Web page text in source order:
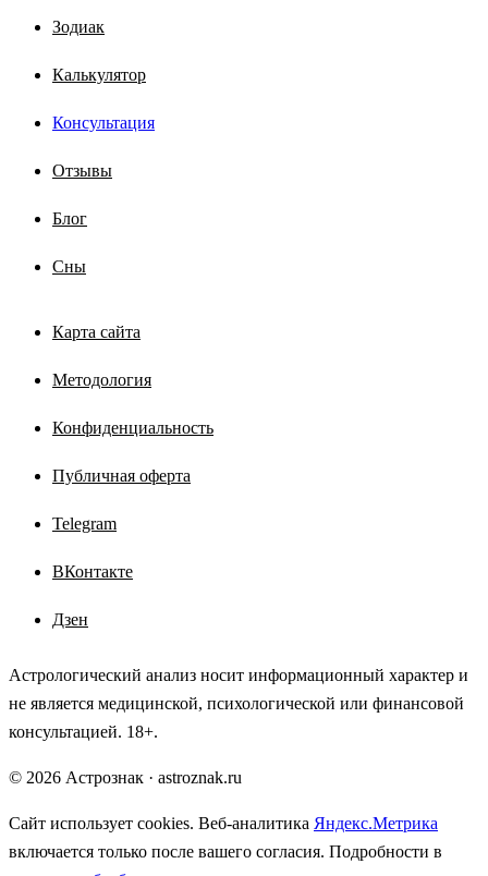
Зодиак
Калькулятор
Консультация
Отзывы
Блог
Сны
Карта сайта
Методология
Конфиденциальность
Публичная оферта
Telegram
ВКонтакте
Дзен
Астрологический анализ носит информационный характер и
не является медицинской, психологической или финансовой
консультацией. 18+.
© 2026 Астрознак · astroznak.ru
Сайт использует cookies. Веб-аналитика Яндекс.Метрика
включается только после вашего согласия. Подробности в